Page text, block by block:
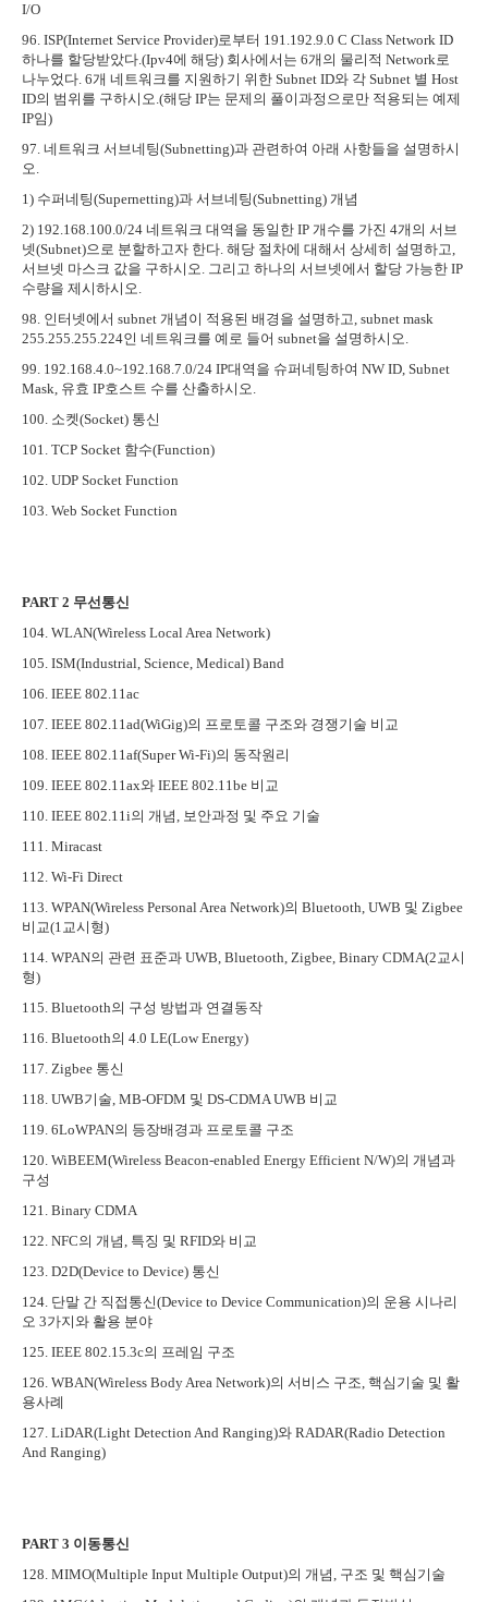
I/O
96. ISP(Internet Service Provider)로부터 191.192.9.0 C Class Network ID
하나를 할당받았다.(Ipv4에 해당) 회사에서는 6개의 물리적 Network로
나누었다. 6개 네트워크를 지원하기 위한 Subnet ID와 각 Subnet 별 Host
ID의 범위를 구하시오.(해당 IP는 문제의 풀이과정으로만 적용되는 예제
IP임)
97. 네트워크 서브네팅(Subnetting)과 관련하여 아래 사항들을 설명하시
오.
1) 수퍼네팅(Supernetting)과 서브네팅(Subnetting) 개념
2) 192.168.100.0/24 네트워크 대역을 동일한 IP 개수를 가진 4개의 서브
넷(Subnet)으로 분할하고자 한다. 해당 절차에 대해서 상세히 설명하고,
서브넷 마스크 값을 구하시오. 그리고 하나의 서브넷에서 할당 가능한 IP
수량을 제시하시오.
98. 인터넷에서 subnet 개념이 적용된 배경을 설명하고, subnet mask
255.255.255.224인 네트워크를 예로 들어 subnet을 설명하시오.
99. 192.168.4.0~192.168.7.0/24 IP대역을 슈퍼네팅하여 NW ID, Subnet
Mask, 유효 IP호스트 수를 산출하시오.
100. 소켓(Socket) 통신
101. TCP Socket 함수(Function)
102. UDP Socket Function
103. Web Socket Function
PART 2 무선통신
104. WLAN(Wireless Local Area Network)
105. ISM(Industrial, Science, Medical) Band
106. IEEE 802.11ac
107. IEEE 802.11ad(WiGig)의 프로토콜 구조와 경쟁기술 비교
108. IEEE 802.11af(Super Wi-Fi)의 동작원리
109. IEEE 802.11ax와 IEEE 802.11be 비교
110. IEEE 802.11i의 개념, 보안과정 및 주요 기술
111. Miracast
112. Wi-Fi Direct
113. WPAN(Wireless Personal Area Network)의 Bluetooth, UWB 및 Zigbee
비교(1교시형)
114. WPAN의 관련 표준과 UWB, Bluetooth, Zigbee, Binary CDMA(2교시
형)
115. Bluetooth의 구성 방법과 연결동작
116. Bluetooth의 4.0 LE(Low Energy)
117. Zigbee 통신
118. UWB기술, MB-OFDM 및 DS-CDMA UWB 비교
119. 6LoWPAN의 등장배경과 프로토콜 구조
120. WiBEEM(Wireless Beacon-enabled Energy Efficient N/W)의 개념과
구성
121. Binary CDMA
122. NFC의 개념, 특징 및 RFID와 비교
123. D2D(Device to Device) 통신
124. 단말 간 직접통신(Device to Device Communication)의 운용 시나리
오 3가지와 활용 분야
125. IEEE 802.15.3c의 프레임 구조
126. WBAN(Wireless Body Area Network)의 서비스 구조, 핵심기술 및 활
용사례
127. LiDAR(Light Detection And Ranging)와 RADAR(Radio Detection
And Ranging)
PART 3 이동통신
128. MIMO(Multiple Input Multiple Output)의 개념, 구조 및 핵심기술